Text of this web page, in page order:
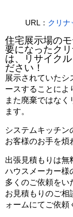
URL： クリナ
住宅展示場の
要になったク
は、リサイク
ださい！
展示されていたシ
ースすることによ
また廃棄ではなく
ます。
システムキッチン
お客様のお手を煩
出張見積もりは無
ハウスメーカー様
多くのご依頼をい
お見積もりのご相
ォームにてご依頼